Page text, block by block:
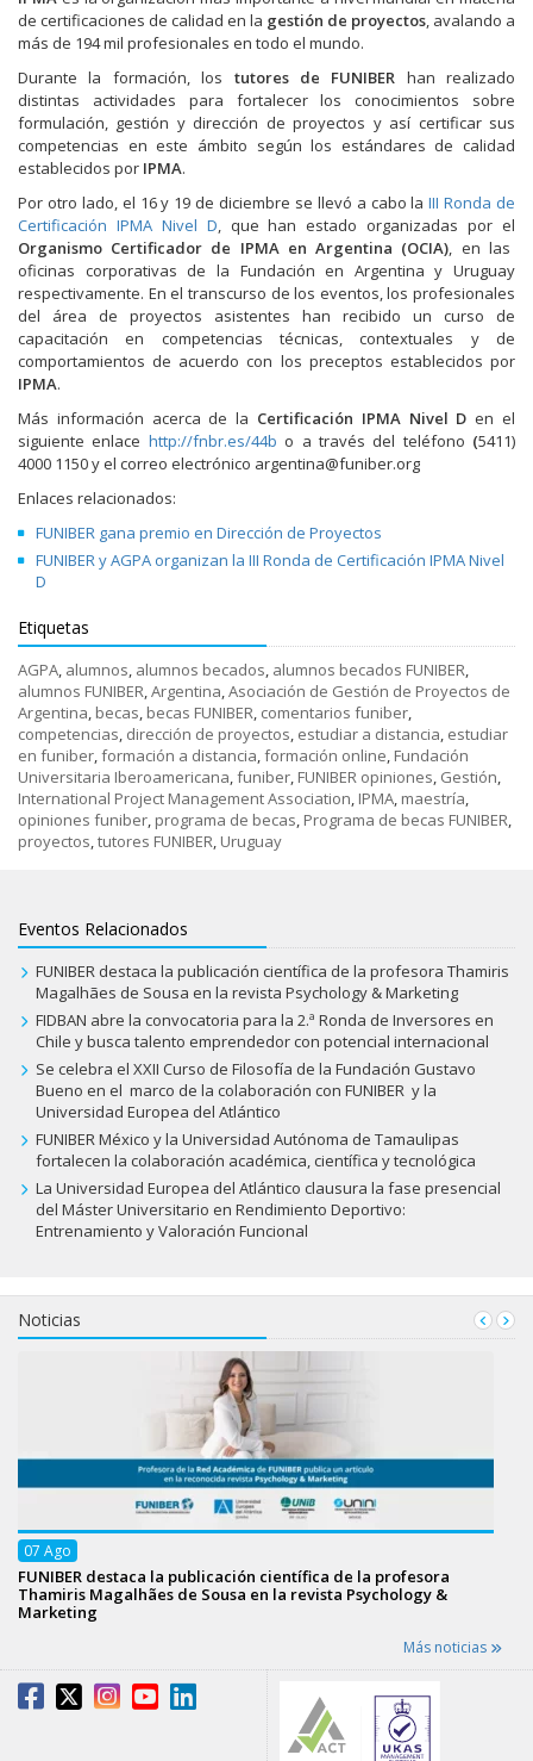
de certificaciones de calidad en la gestión de proyectos , avalando a
más de 194 mil profesionales en todo el mundo.
Durante la formación, los tutores de FUNIBER han realizado
distintas actividades para fortalecer los conocimientos sobre
formulación, gestión y dirección de proyectos y así certificar sus
competencias en este ámbito según los estándares de calidad
establecidos por IPMA.
Por otro lado, el 16 y 19 de diciembre se llevó a cabo laIII Ronda de
Certificación IPMA Nivel D , que han estado organizadas por el
Organismo Certificador de IPMA en Argentina (OCIA) , en las
oficinas corporativas de la Fundación en Argentina y Uruguay
respectivamente. En el transcurso de los eventos, los profesionales
del área de proyectos asistentes han recibido un curso de
capacitación en competencias técnicas, contextuales y de
comportamientos de acuerdo con los preceptos establecidos por
IPMA.
Más información acerca de la Certificación IPMA Nivel D en el
siguiente enlace http://fnbr.es/44b o a través del teléfono (5411)
4000 1150 y el correo electrónico argentina@funiber.org
Enlaces relacionados:
FUNIBER gana premio en Dirección de Proyectos
FUNIBER y AGPA organizan la III Ronda de Certificación IPMA Nivel
D
Etiquetas
AGPA alumnos alumnos becados alumnos becados FUNIBER
alumnos FUNIBER Argentina Asociación de Gestión de Proyectos de
Argentina becas becas FUNIBER comentarios funiber
competencias dirección de proyectos estudiar a distancia estudiar
en funiber formación a distancia formación online Fundación
Universitaria Iberoamericana funiber FUNIBER opiniones Gestión
International Project Management Association IPMA maestría
opiniones funiber programa de becas Programa de becas FUNIBER
proyectos tutores FUNIBER Uruguay
Eventos Relacionados
FUNIBER destaca la publicación científica de la profesora Thamiris
Magalhães de Sousa en la revista Psychology & Marketing
FIDBAN abre la convocatoria para la 2.ª Ronda de Inversores en
Chile y busca talento emprendedor con potencial internacional
Se celebra el XXII Curso de Filosofía de la Fundación Gustavo
Bueno en el marco de la colaboración con FUNIBER y la
Universidad Europea del Atlántico
FUNIBER México y la Universidad Autónoma de Tamaulipas
fortalecen la colaboración académica, científica y tecnológica
La Universidad Europea del Atlántico clausura la fase presencial
del Máster Universitario en Rendimiento Deportivo:
Entrenamiento y Valoración Funcional
Noticias
07 Ago
FUNIBER destaca la publicación científica de la profesora
Thamiris Magalhães de Sousa en la revista Psychology &
Marketing
Más noticias